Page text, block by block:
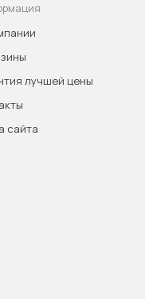
лучшей цены
сайта